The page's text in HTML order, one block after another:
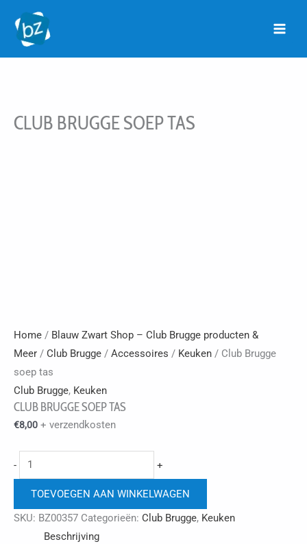
naar
CLUB BRUGGE SOEP TAS
Home / Blauw Zwart Shop – Club Brugge producten &
Meer / Club Brugge / Accessoires / Keuken / Club Brugge
soep tas
Club Brugge, Keuken
CLUB BRUGGE SOEP TAS
€8,00 + verzendkosten
-
Club
Brugge
soep
tas
aantal
+
TOEVOEGEN AAN WINKELWAGEN
SKU: BZ00357 Categorieën: Club Brugge, Keuken
Beschrijving